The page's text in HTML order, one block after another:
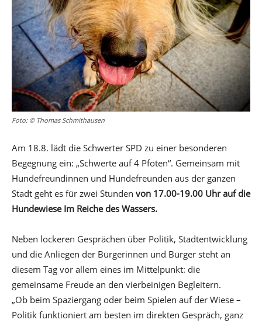
Foto: © Thomas Schmithausen
Am 18.8. lädt die Schwerter SPD zu einer besonderen
Begegnung ein: „Schwerte auf 4 Pfoten“. Gemeinsam mit
Hundefreundinnen und Hundefreunden aus der ganzen
Stadt geht es für zwei Stunden von 17.00-19.00 Uhr auf die
Hundewiese Im Reiche des Wassers.
Neben lockeren Gesprächen über Politik, Stadtentwicklung
und die Anliegen der Bürgerinnen und Bürger steht an
diesem Tag vor allem eines im Mittelpunkt: die
gemeinsame Freude an den vierbeinigen Begleitern.
„Ob beim Spaziergang oder beim Spielen auf der Wiese –
Politik funktioniert am besten im direkten Gespräch, ganz